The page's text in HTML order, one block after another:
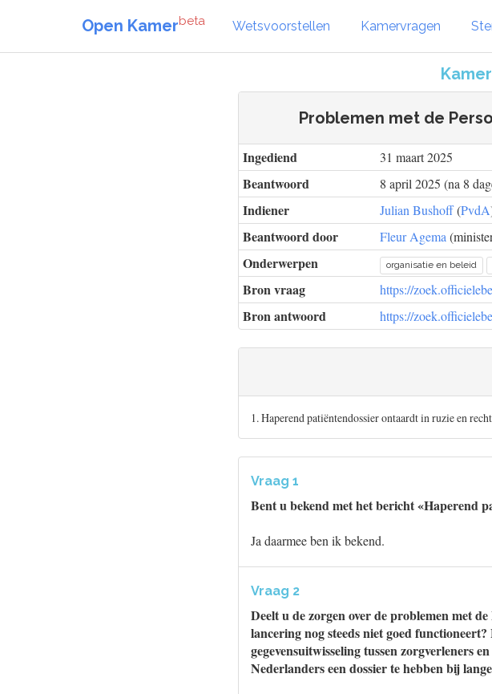
Open Kamerbeta Wetsvoorstellen Kamervragen
Problemen met de
Ingediend 31 maart 2025
Beantwoord 8 april 2025 (na 8
Indiener Julian Bushoff(PvdA
Beantwoord door Fleur Agema
Onderwerpen organisatie en beleid
Bron vraag https://
Bron antwoord https://
1. Haperend patiëntendossier ontaardt in ruzie en
Vraag 1
Bent u bekend met het bericht «Haperend
Ja daarmee ben ik bekend.
Vraag 2
Deelt u de zorgen over de problemen met
lancering nog steeds niet goed
gegevensuitwisseling tussen zorgverleners
Nederlanders een dossier te hebben bij